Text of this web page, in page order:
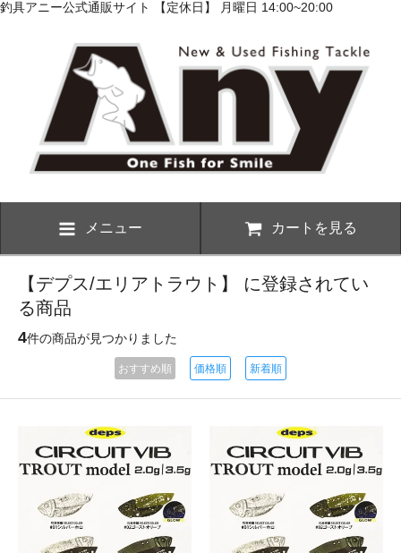
釣具アニー公式通販サイト 【定休日】 月曜日 14:00~20:00
メニュー カートを見る
【デプス/エリアトラウト】 に登録されてい
る商品
4件の商品が見つかりました
おすすめ順 価格順 新着順